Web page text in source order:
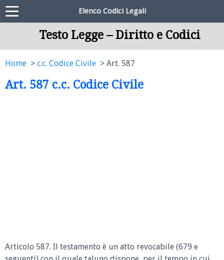
Elenco Codici Legali
Testo Legge – Diritto e Codici
Home c.c. Codice Civile Art. 587
Art. 587 c.c. Codice Civile
Articolo 587. Il testamento è un atto revocabile (679 e